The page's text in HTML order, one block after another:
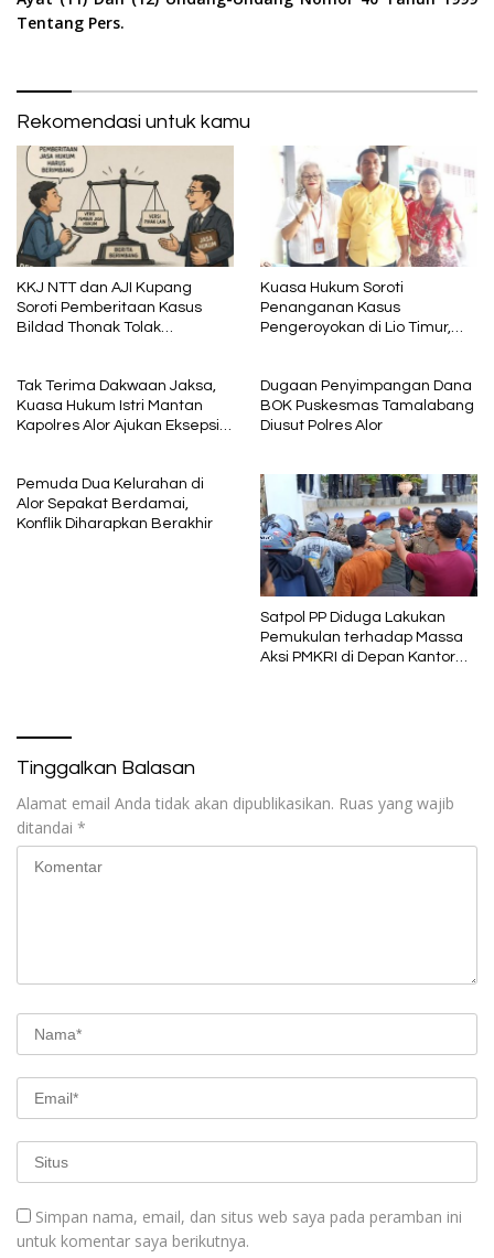
Tentang Pers.
Rekomendasi untuk kamu
KKJ NTT dan AJI Kupang
Soroti Pemberitaan Kasus
Bildad Thonak Tolak
Kuasa Hukum Soroti
Penanganan Kasus
Pengeroyokan di Lio Timur,
Tak Terima Dakwaan Jaksa,
Kuasa Hukum Istri Mantan
Kapolres Alor Ajukan Eksepsi
Dugaan Penyimpangan Dana
BOK Puskesmas Tamalabang
Diusut Polres Alor
Pemuda Dua Kelurahan di
Alor Sepakat Berdamai,
Konflik Diharapkan Berakhir
Satpol PP Diduga Lakukan
Pemukulan terhadap Massa
Aksi PMKRI di Depan Kantor
Tinggalkan Balasan
Alamat email Anda tidak akan dipublikasikan. Ruas yang wajib
ditandai *
Simpan nama, email, dan situs web saya pada peramban ini
untuk komentar saya berikutnya.